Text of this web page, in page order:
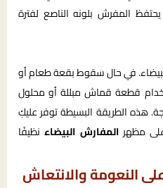
المفرش بلونه الناصع لفترة
في حال سقوط بقعة طعام أو
قطعة قماش مبللة أو محلول
هذه الطريقة البسيطة توفر عليكِ
على مظهرالمفارش البيضاءنظيفًا
النعومة والانتعاش